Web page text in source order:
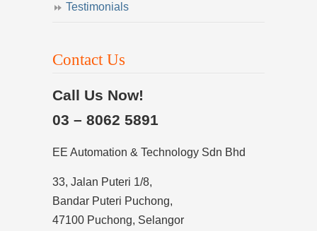
Testimonials
Contact Us
Call Us Now!
03 – 8062 5891
EE Automation & Technology Sdn Bhd
33, Jalan Puteri 1/8,
Bandar Puteri Puchong,
47100 Puchong, Selangor